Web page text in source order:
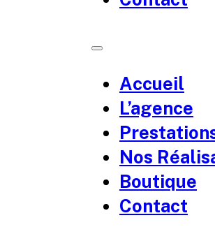
Accueil
L’agence
Nos
Boutique
Contact